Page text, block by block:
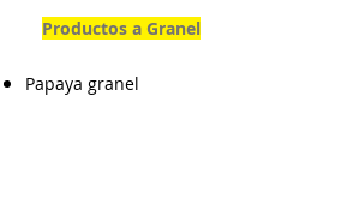
Productos a Granel
Papaya granel